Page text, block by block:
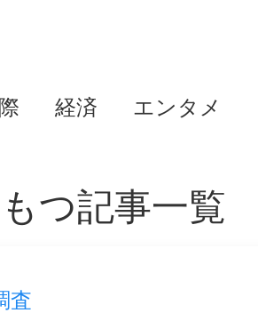
経済 エンタメ
つ記事一覧
査